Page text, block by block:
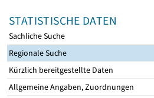
STATISTISCHE DATEN
Sachliche Suche
Regionale Suche
Kürzlich bereitgestellte Daten
Allgemeine Angaben, Zuordnungen